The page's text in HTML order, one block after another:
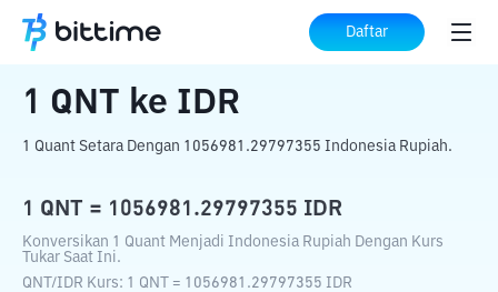
Daftar
Beranda Konverter Kripto ke IDR
1 QNT ke IDR
1 Quant Setara Dengan 1056981.29797355 Indonesia Rupiah.
1 QNT = 1056981.29797355 IDR
Konversikan 1 Quant Menjadi Indonesia Rupiah Dengan Kurs
Tukar Saat Ini.
QNT /IDR Kurs: 1 QNT = 1056981.29797355 IDR